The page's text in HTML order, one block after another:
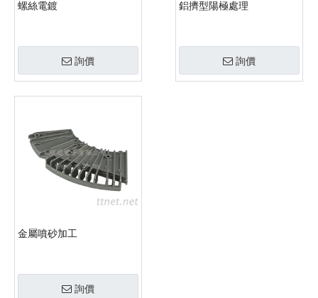
螺絲電鍍
詢價
鋁擠型陽極處理
詢價
金屬噴砂加工
詢價